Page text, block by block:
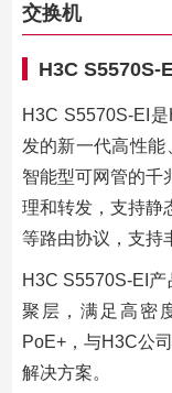
交换机
H3C S5570S-
H3C S5570S-EI
发的新一代高性能
智能型可网管的千
理和转发，支持静
等路由协议，支持
H3C S5570S-EI
聚层，满足高密
PoE+，与H3C公
解决方案。